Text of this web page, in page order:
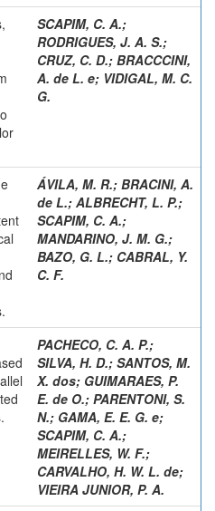
SCAPIM, C. A.;
RODRIGUES, J. A. S.;
CRUZ, C. D.; BRACCCINI,
A. de L. e; VIDIGAL, M. C.
G.
ÁVILA, M. R.; BRACINI, A.
de L.; ALBRECHT, L. P.;
SCAPIM, C. A.;
MANDARINO, J. M. G.;
BAZO, G. L.; CABRAL, Y.
C. F.
PACHECO, C. A. P.;
SILVA, H. D.; SANTOS, M.
X. dos; GUIMARAES, P.
E. de O.; PARENTONI, S.
N.; GAMA, E. E. G. e;
SCAPIM, C. A.;
MEIRELLES, W. F.;
CARVALHO, H. W. L. de;
VIEIRA JUNIOR, P. A.